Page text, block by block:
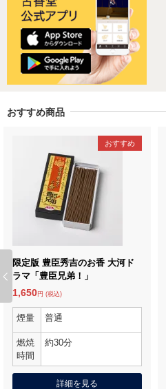
おすすめ商品
Previous
おすすめ
限定版 豊臣秀吉のお香 大河ド
ラマ「豊臣兄弟！」
1,650円 (税込)
煙量 普通
燃焼
時間
約30分
詳細を見る